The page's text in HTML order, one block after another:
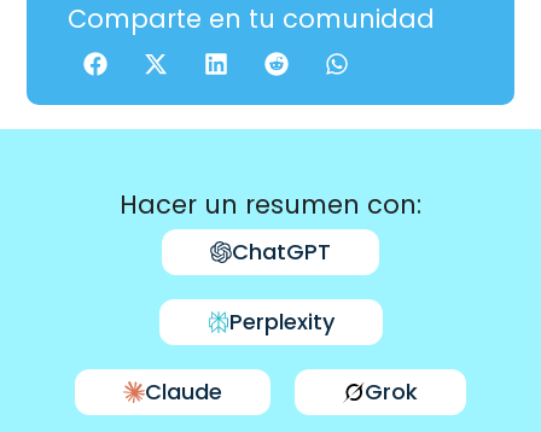
Comparte en tu comunidad
Hacer un resumen con:
ChatGPT
Perplexity
Claude Grok